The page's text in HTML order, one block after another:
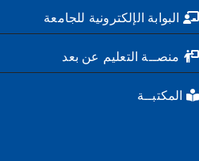
البوابة الإلكترونية للجامعة
منصــة التعليم عن بعد
المكتبــة